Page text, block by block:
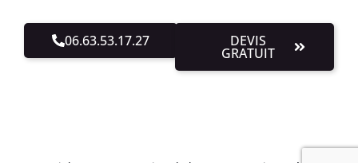
06.63.53.17.27 DEVIS
GRATUIT